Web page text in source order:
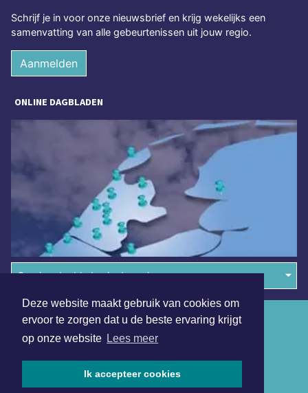
Deze website maakt gebruik van cookies om
ervoor te zorgen dat u de beste ervaring krijgt
op onze website Lees meer
Ik accepteer cookies
Schrijf je in voor onze nieuwsbrief en krijg wekelijks een
samenvatting van alle gebeurtenissen uit jouw regio.
Aanmelden
ONLINE DAGBLADEN
Overige dagbladen in de regio
Algemene voorwaarden
Disclaimer